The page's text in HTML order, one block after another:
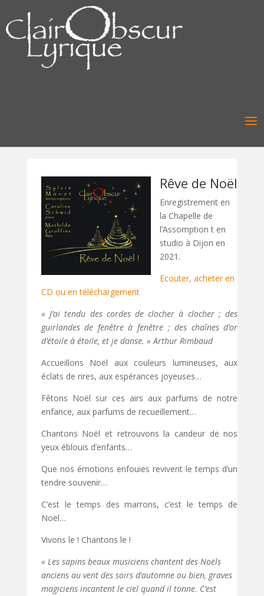
Rêve de Noël
Enregistrement en
la Chapelle de
l’Assomption t en
studio à Dijon en
2021.
Ecouter, acheter en
CD ou en téléchargement
« J’ai tendu des cordes de clocher à clocher ; des
guirlandes de fenêtre à fenêtre ; des chaînes d’or
d’étoile à étoile, et je danse. » Arthur Rimbaud
Accueillons Noël aux couleurs lumineuses, aux
éclats de rires, aux espérances joyeuses…
Fêtons Noël sur ces airs aux parfums de notre
enfance, aux parfums de recueillement…
Chantons Noël et retrouvons la candeur de nos
yeux éblouis d’enfants…
Que nos émotions enfouies revivent le temps d’un
tendre souvenir…
C’est le temps des marrons, c’est le temps de
Noël…
Vivons le ! Chantons le !
« Les sapins beaux musiciens chantent des Noëls
anciens au vent des soirs d’automne ou bien, graves
magiciens incantent le ciel quand il tonne. C’est